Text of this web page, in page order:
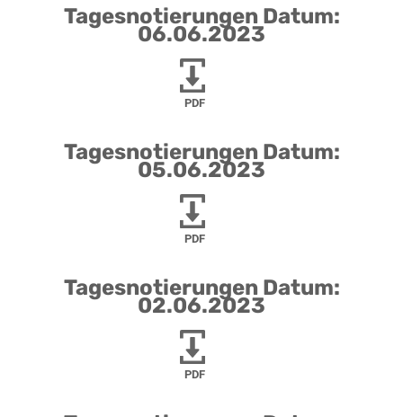
Tagesnotierungen Datum:
06.06.2023
PDF
Tagesnotierungen Datum:
05.06.2023
PDF
Tagesnotierungen Datum:
02.06.2023
PDF